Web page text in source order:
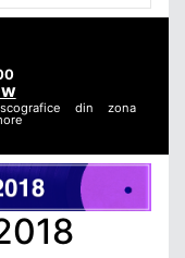
din zona